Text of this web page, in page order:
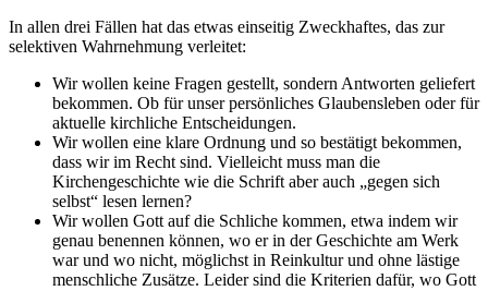
In allen drei Fällen hat das etwas einseitig Zweckhaftes, das zur
selektiven Wahrnehmung verleitet:
Wir wollen keine Fragen gestellt, sondern Antworten geliefert
bekommen. Ob für unser persönliches Glaubensleben oder für
aktuelle kirchliche Entscheidungen.
Wir wollen eine klare Ordnung und so bestätigt bekommen,
dass wir im Recht sind. Vielleicht muss man die
Kirchengeschichte wie die Schrift aber auch „gegen sich
selbst“ lesen lernen?
Wir wollen Gott auf die Schliche kommen, etwa indem wir
genau benennen können, wo er in der Geschichte am Werk
war und wo nicht, möglichst in Reinkultur und ohne lästige
menschliche Zusätze. Leider sind die Kriterien dafür, wo Gott